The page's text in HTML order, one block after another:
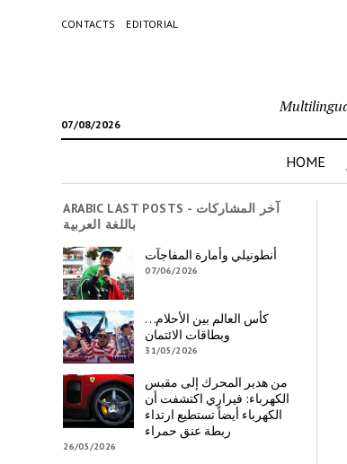
CONTACTS EDITORIAL
07/08/2026
HOME
ARABIC LAST POSTS - آخر المشاركات
باللغة العربية
أنطونيلي وأمارة المفاجآت
07/06/2026
كأس العالم بين الأحلام…
وبطاقات الائتمان
31/05/2026
من هدير المحرك إلى مقبس
الكهرباء: فيراري اكتشفت أن
الكهرباء أيضاً تستطيع ارتداء
ربطة عنق حمراء
26/05/2026